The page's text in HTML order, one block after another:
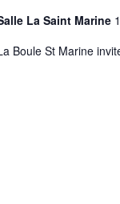
La Saint Marine
Boule St Marine